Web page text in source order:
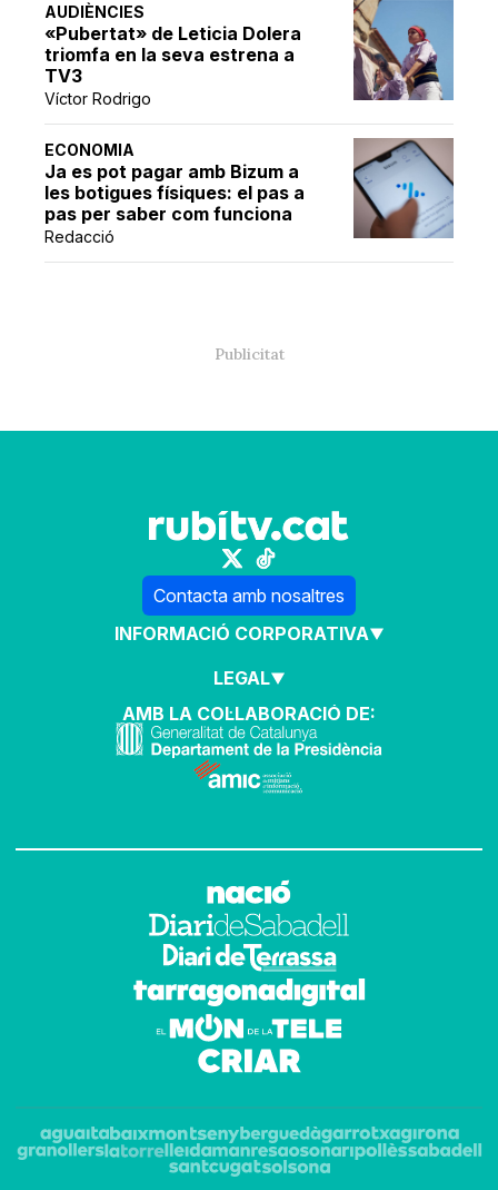
AUDIÈNCIES
«Pubertat» de Leticia Dolera
triomfa en la seva estrena a
TV3
Víctor Rodrigo
ECONOMIA
Ja es pot pagar amb Bizum a
les botigues físiques: el pas a
pas per saber com funciona
Redacció
Contacta amb nosaltres
INFORMACIÓ CORPORATIVA
LEGAL
AMB LA COL·LABORACIÓ DE: